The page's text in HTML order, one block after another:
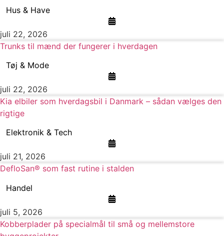
Hus & Have
juli 22, 2026
Trunks til mænd der fungerer i hverdagen
Tøj & Mode
juli 22, 2026
Kia elbiler som hverdagsbil i Danmark – sådan vælges den
rigtige
Elektronik & Tech
juli 21, 2026
DefloSan® som fast rutine i stalden
Handel
juli 5, 2026
Kobberplader på specialmål til små og mellemstore